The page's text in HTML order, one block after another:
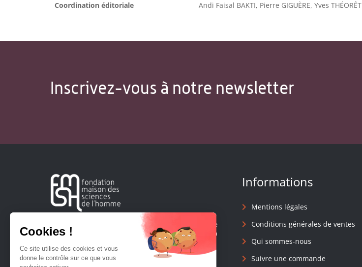
Coordination éditoriale Andi Faisal BAKTI, Pierre GIGUÈRE, Yves THÉORÊT
Inscrivez-vous à notre newsletter
Créée en 1963, la Fondation Maison Sciences de l'Homme
soutient la recherche et la diffusion des connaissances en
Informations
Mentions légales
Conditions générales de ventes
Qui sommes-nous
Suivre une commande